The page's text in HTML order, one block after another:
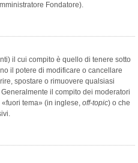
Fondatore).
il cui compito è quello di tenere sotto
il potere di modificare o cancellare
spostare o rimuovere qualsiasi
il compito dei moderatori
tema» (in inglese, off-topic) o che